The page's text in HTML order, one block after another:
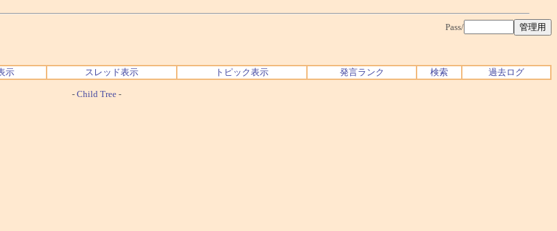
Pass/
示 スレッド表示 トピック表示 発言ランク 検索 過去ログ
- Child Tree -